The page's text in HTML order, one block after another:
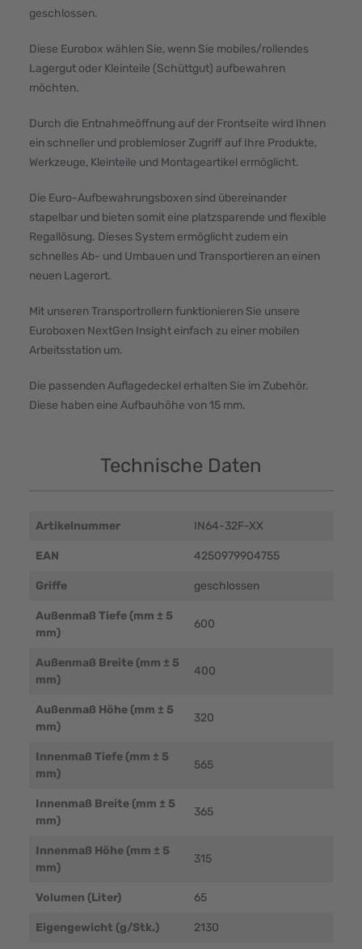
geschlossen.
Diese Eurobox wählen Sie, wenn Sie mobiles/rollendes
Lagergut oder Kleinteile (Schüttgut) aufbewahren
möchten.
Durch die Entnahmeöffnung auf der Frontseite wird Ihnen
ein schneller und problemloser Zugriff auf Ihre Produkte,
Werkzeuge, Kleinteile und Montageartikel ermöglicht.
Die Euro-Aufbewahrungsboxen sind übereinander
stapelbar und bieten somit eine platzsparende und flexible
Regallösung. Dieses System ermöglicht zudem ein
schnelles Ab- und Umbauen und Transportieren an einen
neuen Lagerort.
Mit unseren Transportrollern funktionieren Sie unsere
Euroboxen NextGen Insight einfach zu einer mobilen
Arbeitsstation um.
Die passenden Auflagedeckel erhalten Sie im Zubehör.
Diese haben eine Aufbauhöhe von 15 mm.
Technische Daten
Artikelnummer IN64-32F-XX
EAN 4250979904755
Griffe geschlossen
Außenmaß Tiefe (mm ± 5
mm)
600
Außenmaß Breite (mm ± 5
mm)
400
Außenmaß Höhe (mm ± 5
mm)
320
Innenmaß Tiefe (mm ± 5
mm)
565
Innenmaß Breite (mm ± 5
mm)
365
Innenmaß Höhe (mm ± 5
mm)
315
Volumen (Liter) 65
Eigengewicht (g/Stk.) 2130